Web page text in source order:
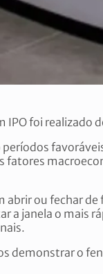
IPO foi realizado
períodos
fatores
abrir ou fechar
a janela o mais
demonstrar o